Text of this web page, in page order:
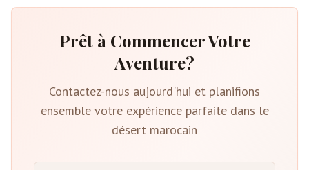
Prêt à Commencer Votre
Aventure?
Contactez-nous aujourd'hui et planifions
ensemble votre expérience parfaite dans le
désert marocain